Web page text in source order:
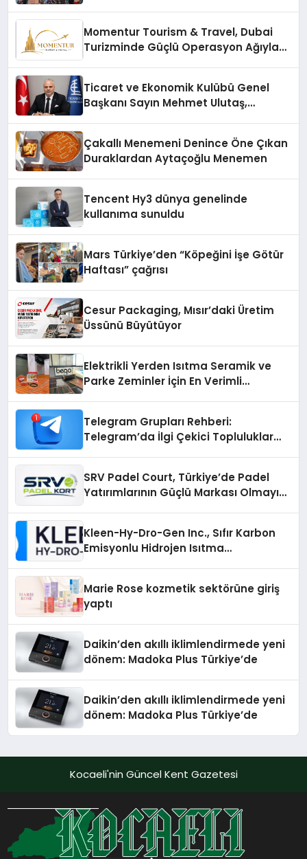
Momentur Tourism & Travel, Dubai
Turizminde Güçlü Operasyon Ağıyla
Ticaret ve Ekonomik Kulübü Genel
Başkanı Sayın Mehmet Ulutaş,
Çakallı Menemeni Denince Öne Çıkan
Duraklardan Aytaçoğlu Menemen
Tencent Hy3 dünya genelinde
kullanıma sunuldu
Mars Türkiye’den “Köpeğini İşe Götür
Haftası” çağrısı
Cesur Packaging, Mısır’daki Üretim
Üssünü Büyütüyor
Elektrikli Yerden Isıtma Seramik ve
Parke Zeminler İçin En Verimli
Telegram Grupları Rehberi:
Telegram’da İlgi Çekici Topluluklar
SRV Padel Court, Türkiye’de Padel
Yatırımlarının Güçlü Markası Olmayı
Kleen-Hy-Dro-Gen Inc., Sıfır Karbon
Emisyonlu Hidrojen Isıtma
Marie Rose kozmetik sektörüne giriş
yaptı
Daikin’den akıllı iklimlendirmede yeni
dönem: Madoka Plus Türkiye’de
Daikin’den akıllı iklimlendirmede yeni
dönem: Madoka Plus Türkiye’de
Kocaeli'nin Güncel Kent Gazetesi